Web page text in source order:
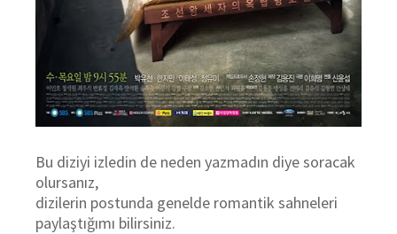
Bu diziyi izledin de neden yazmadın diye soracak
olursanız,
dizilerin postunda genelde romantik sahneleri
paylaştığımı bilirsiniz.